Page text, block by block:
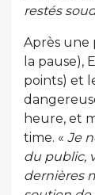
restés
Après une
la pause),
points) et
heure, et
time. « Je
du public,
dernières